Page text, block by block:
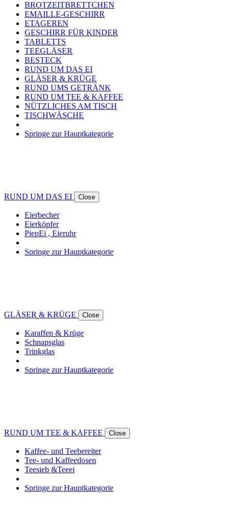
BROTZEITBRETTCHEN
EMAILLE-GESCHIRR
ETAGEREN
GESCHIRR FÜR KINDER
TABLETTS
TEEGLÄSER
BESTECK
RUND UM DAS EI
GLÄSER & KRÜGE
RUND UMS GETRÄNK
RUND UM TEE & KAFFEE
NÜTZLICHES AM TISCH
TISCHWÄSCHE
Springe zur Hauptkategorie
RUND UM DAS EI Close
Eierbecher
Eierköpfer
PiepEi , Eieruhr
Springe zur Hauptkategorie
GLÄSER & KRÜGE Close
Karaffen & Krüge
Schnapsglas
Trinkglas
Springe zur Hauptkategorie
RUND UM TEE & KAFFEE Close
Kaffee- und Teebereiter
Tee- und Kaffeedosen
Teesieb &Teeei
Springe zur Hauptkategorie